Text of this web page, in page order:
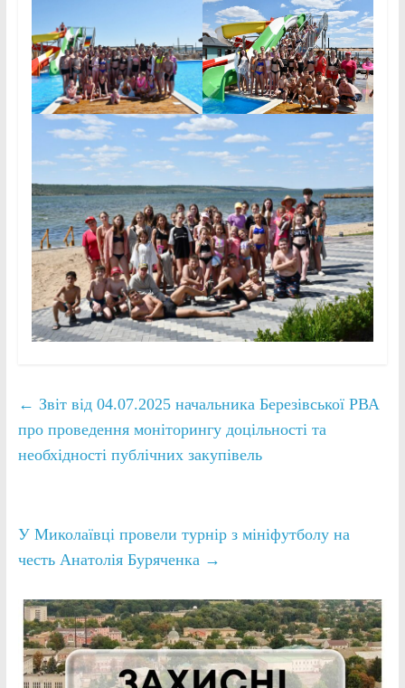
← Звіт від 04.07.2025 начальника Березівської РВА
про проведення моніторингу доцільності та
необхідності публічних закупівель
У Миколаївці провели турнір з мініфутболу на
честь Анатолія Буряченка →